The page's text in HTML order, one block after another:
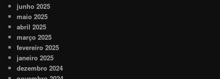
junho 2025
maio 2025
abril 2025
março 2025
fevereiro 2025
janeiro 2025
dezembro 2024